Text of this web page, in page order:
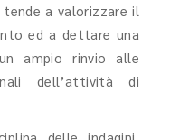
tende a valorizzare il
ed a dettare una
ampio rinvio alle
dell’attività di
delle indagini,